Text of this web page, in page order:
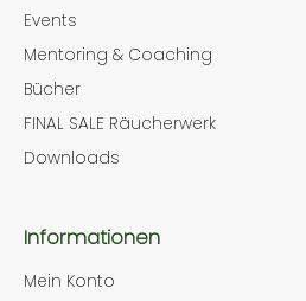
Events
Mentoring & Coaching
Bücher
FINAL SALE Räucherwerk
Downloads
Informationen
Mein Konto